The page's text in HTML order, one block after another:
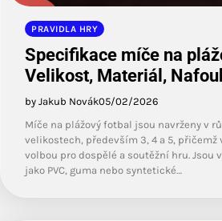
PRAVIDLA HRY
Specifikace míče na
Velikost, Materiál,
by Jakub Novák05/02/2026
Míče na plážový fotbal jsou navrženy v
velikostech, především 3, 4 a 5,
volbou pro dospělé a soutěžní hru. Jsou
jako PVC, guma nebo syntetické…